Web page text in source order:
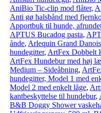
AniBio Tic-clip mod flåter,
Anti gø halsbånd med
Apportbuk til hunde,
APTUS Bucadog pasta,
ånde, Arlequin Grand
hundegitter, ArtFex Dobbelt
ArtFex Hundebur med høj
Medium – Sideåbning,
hundegitter, Model 1 med
Model 2 med enkelt låge,
kantbeskyttelse til hundebur,
B&B Doggy Shower